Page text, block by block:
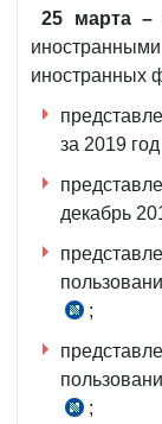
25 марта –
иностранных
за 2019 год
декабрь
ч.3
и
4
ст.454
;
ч.5
;